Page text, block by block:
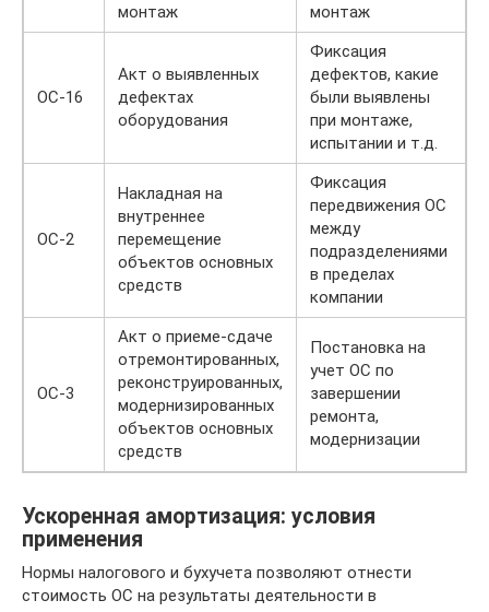
монтаж
монтаж
ОС-16
Акт о выявленных
дефектах
оборудования
Фиксация
дефектов, какие
были выявлены
при монтаже,
испытании и т.д.
ОС-2
Накладная на
внутреннее
перемещение
объектов основных
средств
Фиксация
передвижения ОС
между
подразделениями
в пределах
компании
ОС-3
Акт о приеме-сдаче
отремонтированных,
реконструированных,
модернизированных
объектов основных
средств
Постановка на
учет ОС по
завершении
ремонта,
модернизации
Ускоренная амортизация: условия
применения
Нормы налогового и бухучета позволяют отнести
стоимость ОС на результаты деятельности в